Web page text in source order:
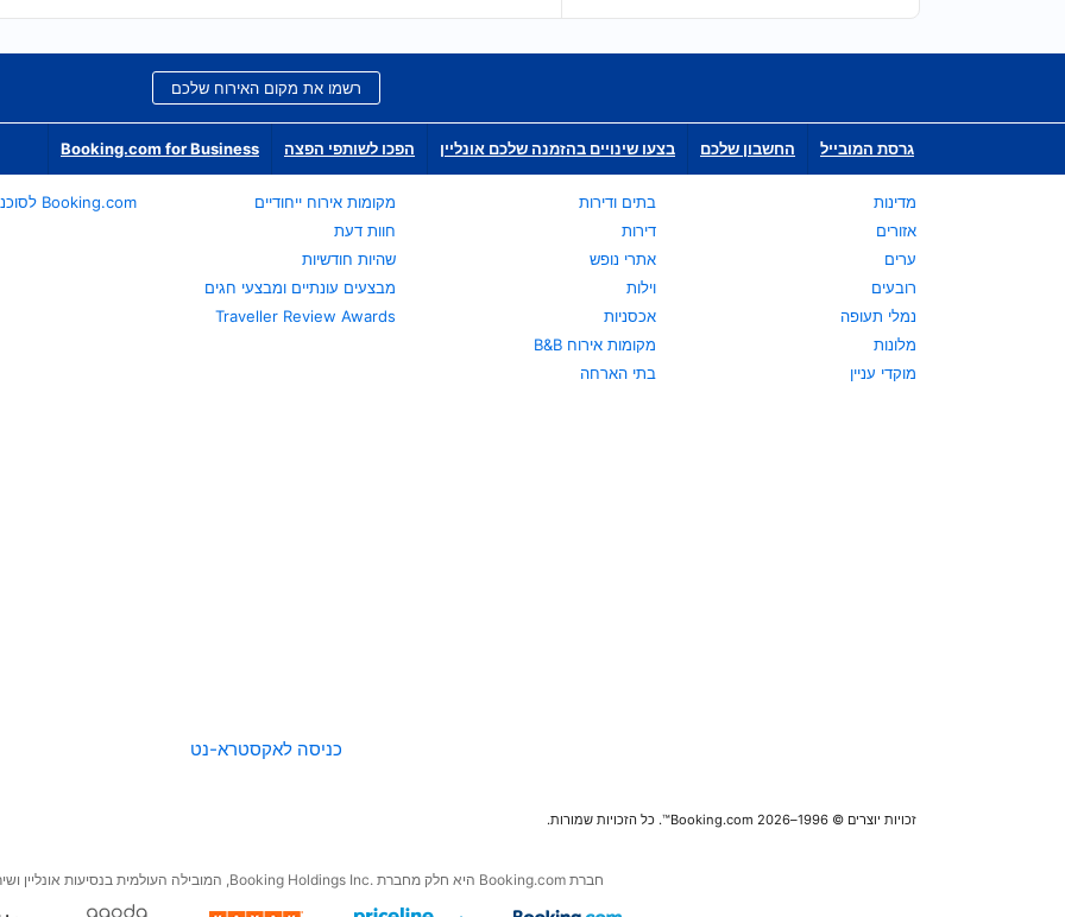
רשמו את מקום האירוח שלכם
גרסת המובייל החשבון שלכם בצעו שינויים בהזמנה שלכם אונליין הפכו לשותפי הפצה Booking.com for Business
מדינות
אזורים
ערים
רובעים
נמלי תעופה
מלונות
מוקדי עניין
בתים ודירות
דירות
אתרי נופש
וילות
אכסניות
מקומות אירוח B&B
בתי הארחה
מקומות אירוח ייחודיים
חוות דעת
שהיות חודשיות
מבצעים עונתיים ומבצעי חגים
Traveller Review Awards
Booking.com לסוכני נסיעות
כניסה לאקסטרא-נט
זכויות יוצרים © 1996–2026 Booking.com™. כל הזכויות שמורות.
חברת Booking.com היא חלק מחברת .Booking Holdings Inc, המובילה העולמית בנסיעות אונליין ושירותים נלווים.